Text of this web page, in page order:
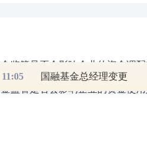
11:05 国融基金总经理变更